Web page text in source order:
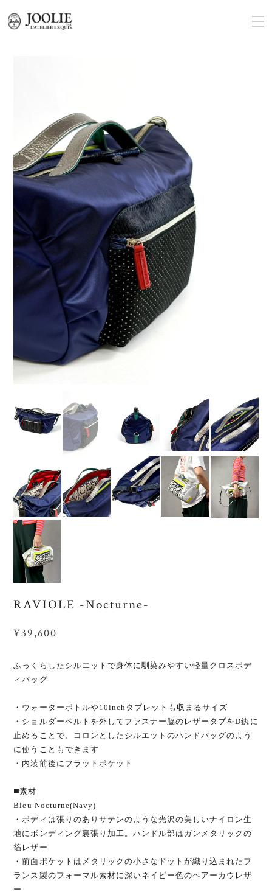
RAVIOLE -Nocturne-
¥39,600
ふっくらしたシルエットで身体に馴染みやすい軽量クロスボデ
ィバッグ
・ウォーターボトルや10inchタブレットも収まるサイズ
・ショルダーベルトを外してファスナー脇のレザータブをD釻に
止めることで、コロンとしたシルエットのハンドバッグのよう
に使うこともできます
・内装前後にフラットポケット
◼️素材
Bleu Nocturne(Navy)
・ボディは張りのありサテンのような光沢の美しいナイロン生
地にボンディング裏張り加工。ハンドル部はガンメタリックの
箔レザー
・前面ポケットはメタリックの小さなドットが織り込まれたフ
ランス製のフォーマル素材に深いネイビー色のヘアーカウレザ
ー